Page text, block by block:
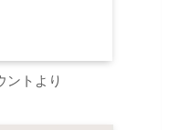
ントより